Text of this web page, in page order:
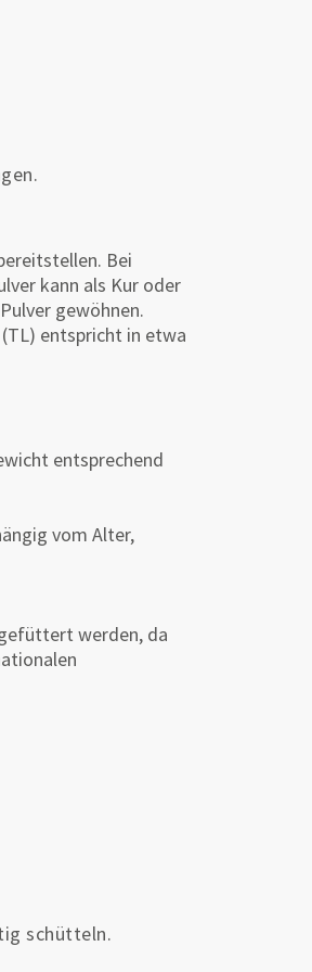
Bei
kann als Kur oder
gewöhnen.
entspricht in etwa
entsprechend
vom Alter,
werden, da
schütteln.